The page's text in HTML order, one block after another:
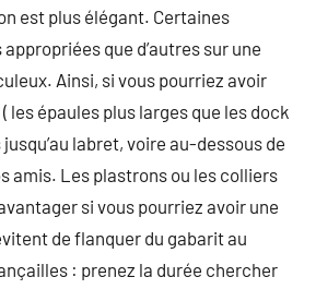
est plus élégant. Certaines
que d’autres sur une
Ainsi, si vous pourriez avoir
les épaules plus larges que les dock
labret, voire au-dessous de
amis. Les plastrons ou les colliers
si vous pourriez avoir une
de flanquer du gabarit au
: prenez la durée chercher